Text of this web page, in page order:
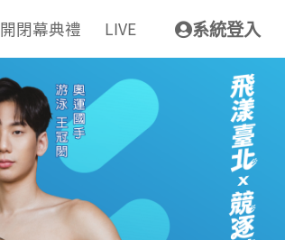
開閉幕典禮 LIVE 系統登入